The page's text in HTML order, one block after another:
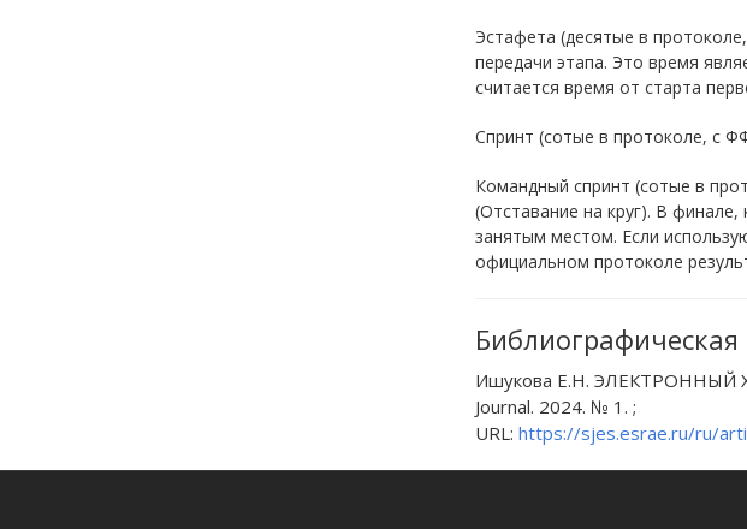
Эстафета (десятые в
передачи этапа. Это время
считается время от старта
Спринт (сотые в протоколе, с
Командный спринт (сотые в
(Отставание на круг). В
занятым местом. Если
официальном протоколе
Библиографическая
Ишукова Е.Н. ЭЛЕКТРОННЫЙ
Journal. 2024. № 1. ;
URL: https://sjes.esrae.ru/ru/